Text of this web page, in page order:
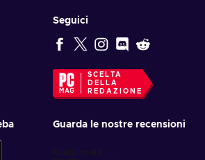
Seguici
SCELTA
DELLA
REDAZIONE
Guarda le nostre recensioni